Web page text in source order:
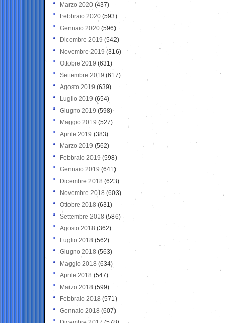
Marzo 2020 (437)
Febbraio 2020 (593)
Gennaio 2020 (596)
Dicembre 2019 (542)
Novembre 2019 (316)
Ottobre 2019 (631)
Settembre 2019 (617)
Agosto 2019 (639)
Luglio 2019 (654)
Giugno 2019 (598)
Maggio 2019 (527)
Aprile 2019 (383)
Marzo 2019 (562)
Febbraio 2019 (598)
Gennaio 2019 (641)
Dicembre 2018 (623)
Novembre 2018 (603)
Ottobre 2018 (631)
Settembre 2018 (586)
Agosto 2018 (362)
Luglio 2018 (562)
Giugno 2018 (563)
Maggio 2018 (634)
Aprile 2018 (547)
Marzo 2018 (599)
Febbraio 2018 (571)
Gennaio 2018 (607)